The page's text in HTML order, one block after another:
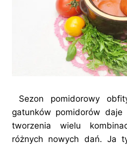
Sezon pomidorowy
gatunków pomidorów daje
tworzenia wielu
różnych nowych dań. Ja